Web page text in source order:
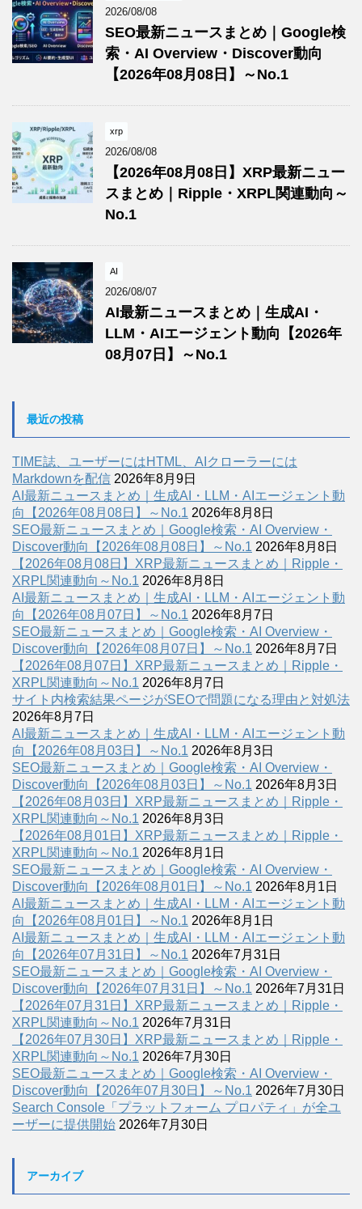
2026/08/08
SEO最新ニュースまとめ｜Google検
索・AI Overview・Discover動向
【2026年08月08日】～No.1
xrp
2026/08/08
【2026年08月08日】XRP最新ニュー
スまとめ｜Ripple・XRPL関連動向～
No.1
AI
2026/08/07
AI最新ニュースまとめ｜生成AI・
LLM・AIエージェント動向【2026年
08月07日】～No.1
最近の投稿
TIME誌、ユーザーにはHTML、AIクローラーには
Markdownを配信 2026年8月9日
AI最新ニュースまとめ｜生成AI・LLM・AIエージェント動
向【2026年08月08日】～No.1 2026年8月8日
SEO最新ニュースまとめ｜Google検索・AI Overview・
Discover動向【2026年08月08日】～No.1 2026年8月8日
【2026年08月08日】XRP最新ニュースまとめ｜Ripple・
XRPL関連動向～No.1 2026年8月8日
AI最新ニュースまとめ｜生成AI・LLM・AIエージェント動
向【2026年08月07日】～No.1 2026年8月7日
SEO最新ニュースまとめ｜Google検索・AI Overview・
Discover動向【2026年08月07日】～No.1 2026年8月7日
【2026年08月07日】XRP最新ニュースまとめ｜Ripple・
XRPL関連動向～No.1 2026年8月7日
サイト内検索結果ページがSEOで問題になる理由と対処法
2026年8月7日
AI最新ニュースまとめ｜生成AI・LLM・AIエージェント動
向【2026年08月03日】～No.1 2026年8月3日
SEO最新ニュースまとめ｜Google検索・AI Overview・
Discover動向【2026年08月03日】～No.1 2026年8月3日
【2026年08月03日】XRP最新ニュースまとめ｜Ripple・
XRPL関連動向～No.1 2026年8月3日
【2026年08月01日】XRP最新ニュースまとめ｜Ripple・
XRPL関連動向～No.1 2026年8月1日
SEO最新ニュースまとめ｜Google検索・AI Overview・
Discover動向【2026年08月01日】～No.1 2026年8月1日
AI最新ニュースまとめ｜生成AI・LLM・AIエージェント動
向【2026年08月01日】～No.1 2026年8月1日
AI最新ニュースまとめ｜生成AI・LLM・AIエージェント動
向【2026年07月31日】～No.1 2026年7月31日
SEO最新ニュースまとめ｜Google検索・AI Overview・
Discover動向【2026年07月31日】～No.1 2026年7月31日
【2026年07月31日】XRP最新ニュースまとめ｜Ripple・
XRPL関連動向～No.1 2026年7月31日
【2026年07月30日】XRP最新ニュースまとめ｜Ripple・
XRPL関連動向～No.1 2026年7月30日
SEO最新ニュースまとめ｜Google検索・AI Overview・
Discover動向【2026年07月30日】～No.1 2026年7月30日
Search Console「プラットフォーム プロパティ」が全ユ
ーザーに提供開始 2026年7月30日
アーカイブ